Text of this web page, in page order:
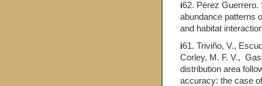
i62. Pérez Guerrero.
abundance patterns
and habitat
i61. Triviño, V.,
Corley, M. F. V.,
distribution area
accuracy: the case